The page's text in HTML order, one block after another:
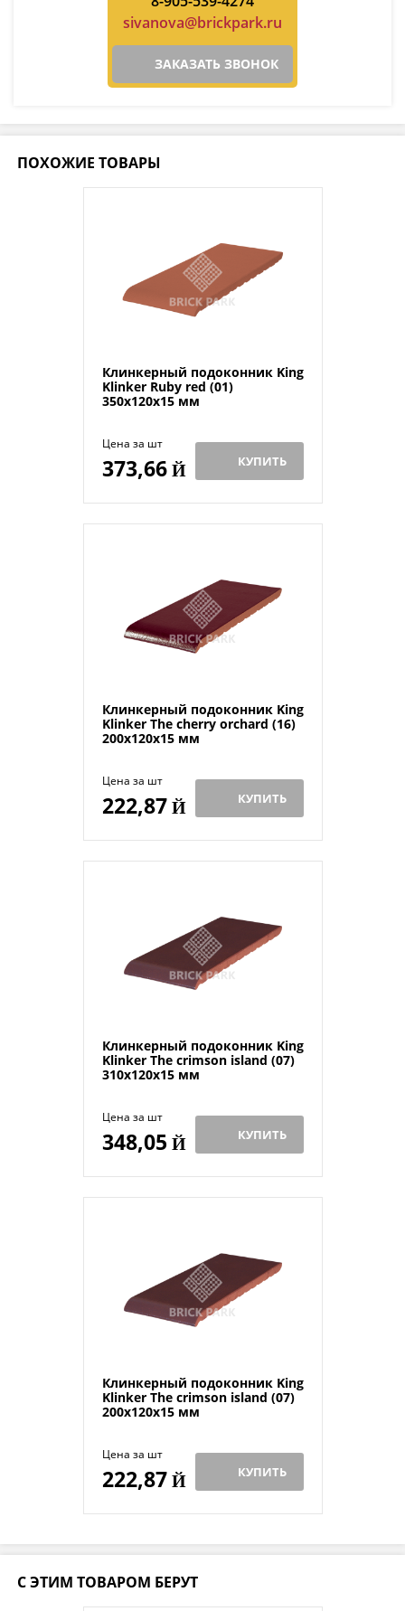
sivanova@brickpark.ru
ЗАКАЗАТЬ ЗВОНОК
ПОХОЖИЕ ТОВАРЫ
Клинкерный подоконник King
Klinker Ruby red (01)
350x120x15 мм
Цена за шт
373,66Й КУПИТЬ
Клинкерный подоконник King
Klinker The cherry orchard (16)
200x120x15 мм
Цена за шт
222,87Й КУПИТЬ
Клинкерный подоконник King
Klinker The crimson island (07)
310x120x15 мм
Цена за шт
348,05 Й КУПИТЬ
Клинкерный подоконник King
Klinker The crimson island (07)
200x120x15 мм
Цена за шт
222,87Й КУПИТЬ
С ЭТИМ ТОВАРОМ БЕРУТ